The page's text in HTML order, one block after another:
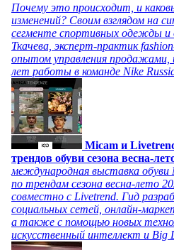
Почему это происходит, и
изменений? Своим взглядом на
сегменте спортивных одежды и
Ткачева, эксперт-практик
опытом управления продажами,
лет работы в команде Nike
Micam и
трендов обуви сезона весна-
международная выставка обуви
по трендам сезона весна-лето
совместно с Livetrend. Гид
социальных сетей, онлайн-
а также с помощью новых
искусственный интеллект и Big